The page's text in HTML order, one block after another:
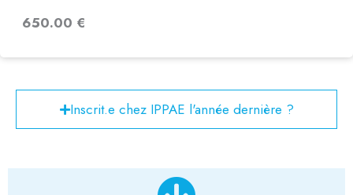
650.00 €
Inscrit.e chez IPPAE l'année dernière ?